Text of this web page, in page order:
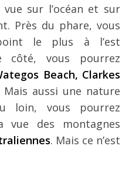
sur l’océan et sur
Près du phare, vous
le plus à l’est
côté, vous pourrez
Beach, Clarkes
Mais aussi une nature
loin, vous pourrez
vue des montagnes
. Mais ce n’est